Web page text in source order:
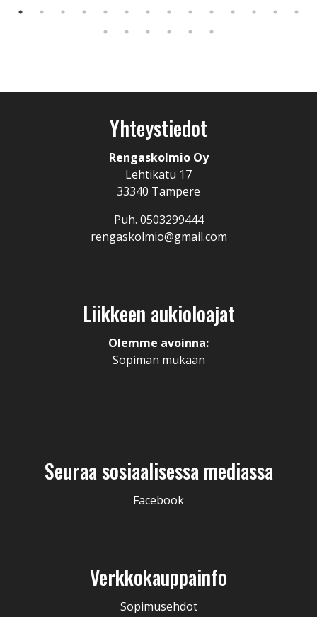
Yhteystiedot
Rengaskolmio Oy
Lehtikatu 17
33340 Tampere
Puh. 0503299444
rengaskolmio@gmail.com
Liikkeen aukioloajat
Olemme avoinna:
Sopiman mukaan
Seuraa sosiaalisessa mediassa
Facebook
Verkkokauppainfo
Sopimusehdot